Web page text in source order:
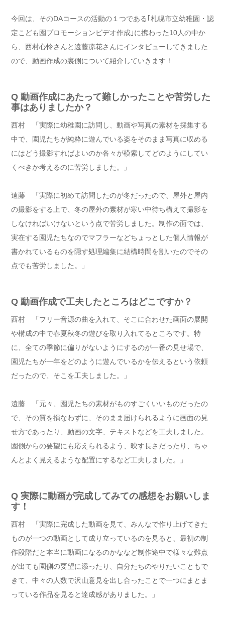
今回は、そのDAコースの活動の１つである｢札幌市立幼稚園・認
定こども園プロモーションビデオ作成｣に携わった10人の中か
ら、西村心怜さんと遠藤凉花さんにインタビューしてきました
ので、動画作成の裏側について紹介していきます！
Q 動画作成にあたって難しかったことや苦労した
事はありましたか？
西村 「実際に幼稚園に訪問し、動画や写真の素材を採集する
中で、園児たちが純粋に遊んでいる姿をそのまま写真に収める
にはどう撮影すればよいのか各々が模索してどのようにしてい
くべきか考えるのに苦労しました。」
遠藤 「実際に初めて訪問したのが冬だったので、屋外と屋内
の撮影をする上で、冬の屋外の素材が寒い中待ち構えて撮影を
しなければいけないという点で苦労しました。制作の面では、
実在する園児たちなのでマフラーなどちょっとした個人情報が
書かれているものを隠す処理編集に結構時間を割いたのでその
点でも苦労しました。」
Q 動画作成で工夫したところはどこですか？
西村 「フリー音源の曲を入れて、そこに合わせた画面の展開
や構成の中で春夏秋冬の遊びを取り入れてるところです。特
に、全ての季節に偏りがないようにするのが一番の見せ場で、
園児たちが一年をどのように遊んでいるかを伝えるという依頼
だったので、そこを工夫しました。」
遠藤 「元々、園児たちの素材がものすごくいいものだったの
で、その質を損なわずに、そのまま届けられるように画面の見
せ方であったり、動画の文字、テキストなどを工夫しました。
園側からの要望にも応えられるよう、映す長さだったり、ちゃ
んとよく見えるような配置にするなど工夫しました。」
Q 実際に動画が完成してみての感想をお願いしま
す！
西村 「実際に完成した動画を見て、みんなで作り上げてきた
ものが一つの動画として成り立っているのを見ると、最初の制
作段階だと本当に動画になるのかななど制作途中で様々な難点
が出ても園側の要望に添ったり、自分たちのやりたいこともで
きて、中々の人数で沢山意見を出し合ったことで一つにまとま
っている作品を見ると達成感がありました。」